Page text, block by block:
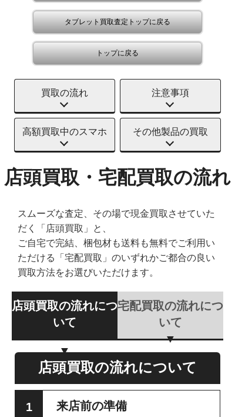
タブレット買取査定トップに戻る
トップに戻る
買取の流れ 注意事項
高額買取中のスマホ その他製品の買取
店頭買取・宅配買取の流れ
スムーズな査定、その場で現金買取させていた
だく「店頭買取」と、
ご自宅で完結、梱包材も送料も無料でご利用い
ただける「宅配買取」のいずれかご都合の良い
買取方法をお選びいただけます。
店頭買取の流れにつ
いて
宅配買取の流れにつ
いて
店頭買取の流れについて
来店前の準備